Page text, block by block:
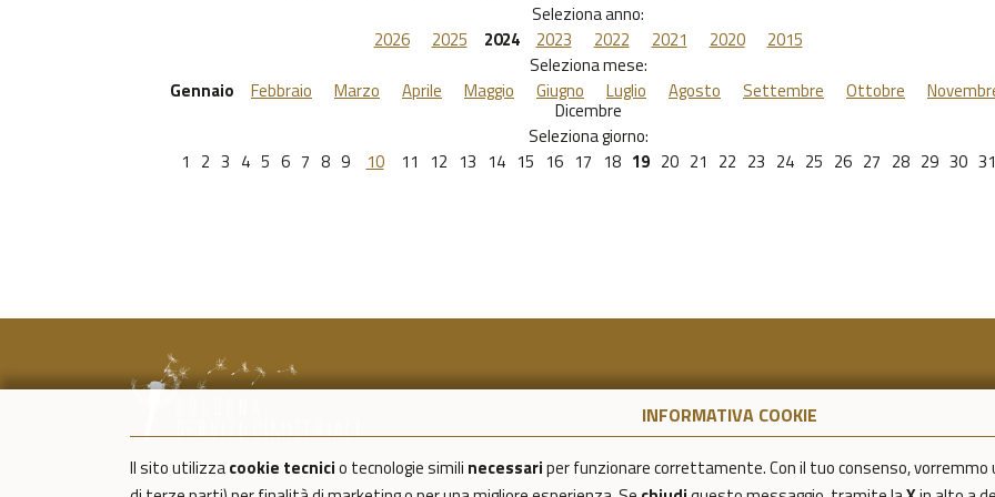
INFORMATIVA COOKIE
Il sito utilizzacookie tecnicio tecnologie simili necessariper funzionare correttamente. Con il tuo consenso, vorremmo
Seleziona anno:
2026
2025 2024 2023 2022 2021 2020
2015
Seleziona mese:
Gennaio
Febbraio Marzo Aprile Maggio Giugno Luglio Agosto Settembre Ottobre
Dicembre
Seleziona giorno:
1 2 3 4 5 6 7 8 9 10 11 12 13 14 15 16 17 18 19 20 21 22 23 24 25 26 27 28 29 30 31